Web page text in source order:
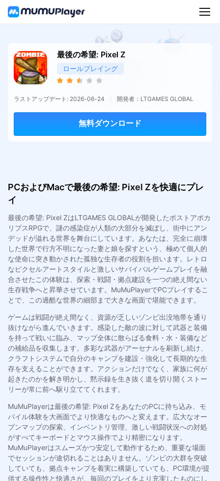
最後の希望: Pixel Z
ロールプレイング
ラストアップデート: 2026-06-24 開発者：LTGAMES GLOBAL
無料ダウンロード
PCおよびMacで最後の希望: Pixel Zを快適にプレ
イ
最後の希望: Pixel ZはLTGAMES GLOBALが開発したポストアポカ
リプスRPGで、謎の感染症が人類の大部分を滅ぼし、街中にアン
デッドが溢れる世界を舞台にしています。あなたは、完全に崩壊
した世界で行方不明になった妻と娘を探すという、極めて個人的
な使命に突き動かされた孤独な生存者の役割を担います。レトロ
なピクセルアートスタイルと激しいサバイバルゲームプレイを融
合させたこの体験は、探索・戦闘・拠点建設を一つの絶え間ない
生存戦争へと昇華させています。MuMuPlayerでPCプレイするこ
とで、この過酷な世界の細部まで大きな画面で堪能できます。
ゲームは戦闘が絶え間なく、資源が乏しいゾンビ出没地帯を通り
抜けながら進んでいきます。感染した敵の波に対して武器と装備
を持って戦いに臨み、マップ全体に散らばる食料・水・装備など
の補給品を収集します。多彩な武器がアーセナルを刷新し続け、
クラフトシステムで自分のキャンプを建設・強化して長期的な生
存を支えることができます。アクションだけでなく、家族に何が
起きたのかを解き明かし、黙示録を生き抜く道を切り開くストー
リーが常に前へ駆り立ててくれます。
MuMuPlayerは最後の希望: Pixel ZをあなたのPCに持ち込み、モ
バイル体験を大画面でより快適なものへと変えます。広大なオー
プンマップの探索、インベントリ管理、激しい戦闘状況への対処
がすべてキーボードとマウス操作でより精密になります。
MuMuPlayerはスムーズかつ安定して動作するため、重要な場面
でセッションが途切れることはありません。ゾンビの大群を突破
していても、拠点キャンプを着実に構築していても、PC環境が提
供する操作性と快適さが、毎回のプレイをより充実したものにし